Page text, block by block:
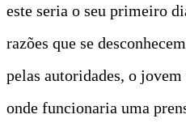
este seria o seu primeiro
razões que se
pelas autoridades, o
onde funcionaria uma